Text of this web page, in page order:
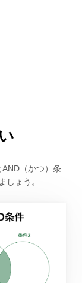
（かつ）条
しょう。